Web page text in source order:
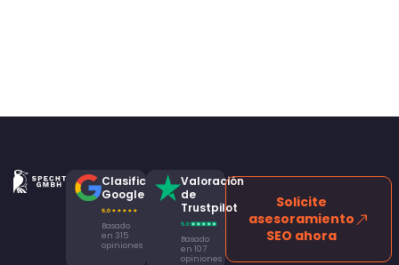
Clasificación
Google
Basado
en 315
opiniones
Valoración
de
Trustpilot
Basado
en 107
opiniones
Solicite
asesoramiento
SEO ahora